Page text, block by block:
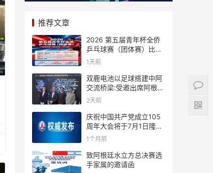
推荐文章
2026 第五届青年杯全侨
乒乓球赛（团体赛）比赛
规则
1天前
双鹿电池以足球搭建中阿
交流桥梁:受邀出席阿根廷
足协赞助商招待会！
2天前
庆祝中国共产党成立105
周年大会将于7月1日隆重
举行
1个月前
致阿根廷水立方总决赛选
手家属的邀请函